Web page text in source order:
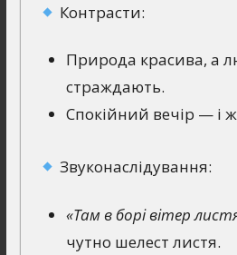
Контрасти:
Природа красива, а
страждають.
Спокійний вечір — і
Звуконаслідування:
«Там в борі вітер
чутно шелест листя.